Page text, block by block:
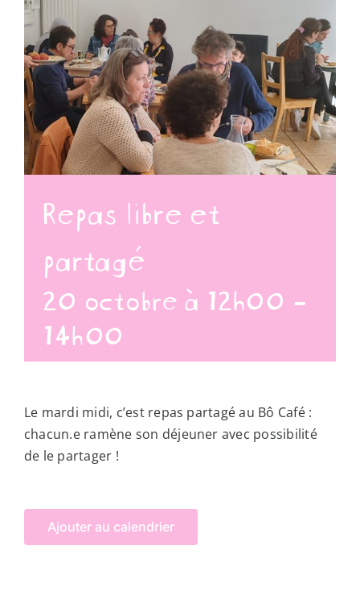
Repas libre et
partagé
20 octobre à 12h00 -
14h00
Le mardi midi, c’est repas partagé au Bô Café :
chacun.e ramène son déjeuner avec possibilité
de le partager !
Ajouter au calendrier